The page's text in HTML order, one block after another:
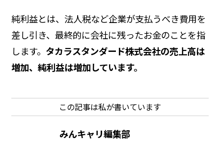
純利益とは、法人税など企業が支払うべき費用を
差し引き、最終的に会社に残ったお金のことを指
します。 タカラスタンダード株式会社の売上高は
増加、純利益は増加しています。
この記事は私が書いています
みんキャリ編集部